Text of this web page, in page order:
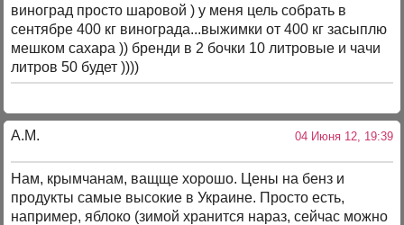
виноград просто шаровой ) у меня цель собрать в
сентябре 400 кг винограда...выжимки от 400 кг засыплю
мешком сахара )) бренди в 2 бочки 10 литровые и чачи
литров 50 будет ))))
А.М. 04 Июня 12, 19:39
Нам, крымчанам, ващще хорошо. Цены на бенз и
продукты самые высокие в Украине. Просто есть,
например, яблоко (зимой хранится нараз, сейчас можно